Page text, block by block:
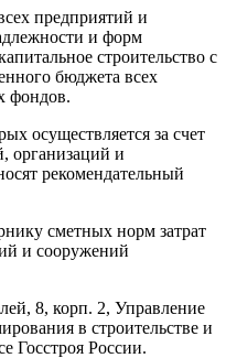
предприятий и
и форм
строительство с
бюджета всех
фондов.
осуществляется за счет
организаций и
рекомендательный
сметных норм затрат
и сооружений
8, корп. 2, Управление
в строительстве и
Госстроя России.